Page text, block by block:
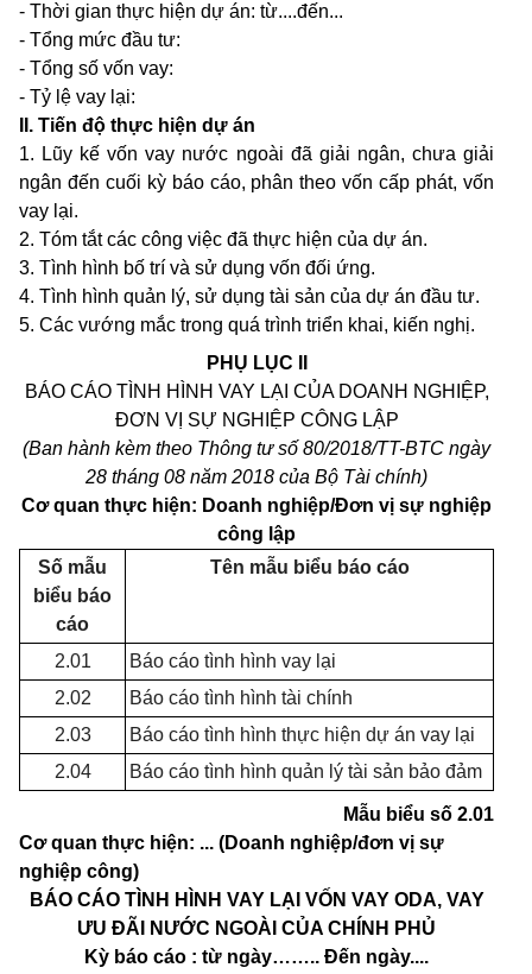
- Thời gian thực hiện dự án: từ....đến...
- Tổng mức đầu tư:
- Tổng số vốn vay:
- Tỷ lệ vay lại:
II. Tiến độ thực hiện dự án
1. Lũy kế vốn vay nước ngoài đã giải ngân, chưa giải
ngân đến cuối kỳ báo cáo, phân theo vốn cấp phát, vốn
vay lại.
2. Tóm tắt các công việc đã thực hiện của dự án.
3. Tình hình bố trí và sử dụng vốn đối ứng.
4. Tình hình quản lý, sử dụng tài sản của dự án đầu tư.
5. Các vướng mắc trong quá trình triển khai, kiến nghị.
PHỤ LỤC II
BÁO CÁO TÌNH HÌNH VAY LẠI CỦA DOANH NGHIỆP,
ĐƠN VỊ SỰ NGHIỆP CÔNG LẬP
(Ban hành kèm theo Thông tư số 80/2018/TT-BTC ngày
28 tháng 08 năm 2018 của Bộ Tài chính)
Cơ quan thực hiện: Doanh nghiệp/Đơn vị sự nghiệp
công lập
Số mẫu
biểu báo
cáo
Tên mẫu biểu báo cáo
2.01
Báo cáo tình hình vay lại
2.02
Báo cáo tình hình tài chính
2.03
Báo cáo tình hình thực hiện dự án vay lại
2.04
Báo cáo tình hình quản lý tài sản bảo đảm
Mẫu biểu số 2.01
Cơ quan thực hiện: ... (Doanh nghiệp/đơn vị sự
nghiệp công)
BÁO CÁO TÌNH HÌNH VAY LẠI VỐN VAY ODA, VAY
ƯU ĐÃI NƯỚC NGOÀI CỦA CHÍNH PHỦ
Kỳ báo cáo : từ ngày…….. Đến ngày....